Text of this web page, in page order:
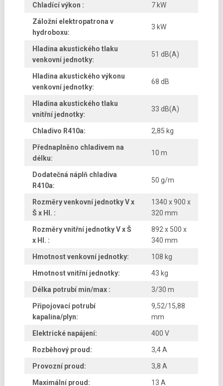
Chladící výkon : 7 kW
Záložní elektropatrona v
hydroboxu:
3 kW
Hladina akustického tlaku
venkovní jednotky:
51 dB(A)
Hladina akustického výkonu
venkovní jednotky:
68 dB
Hladina akustického tlaku
vnitřní jednotky:
33 dB(A)
Chladivo R410a: 2,85 kg
Přednaplněno chladivem na
délku:
10 m
Dodatečná náplň chladiva
R410a:
50 g/m
Rozměry venkovní jednotky V x
Š x Hl. :
1340 x 900 x
320 mm
Rozměry vnitřní jednotky V x Š
x Hl. :
892 x 500 x
340 mm
Hmotnost venkovní jednotky: 108 kg
Hmotnost vnitřní jednotky: 43 kg
Délka potrubí min/max : 3/30 m
Připojovací potrubí
kapalina/plyn:
9,52/15,88
mm
Elektrické napájení: 400 V
Rozběhový proud: 3,4 A
Provozní proud: 3,8 A
Maximální proud: 13 A